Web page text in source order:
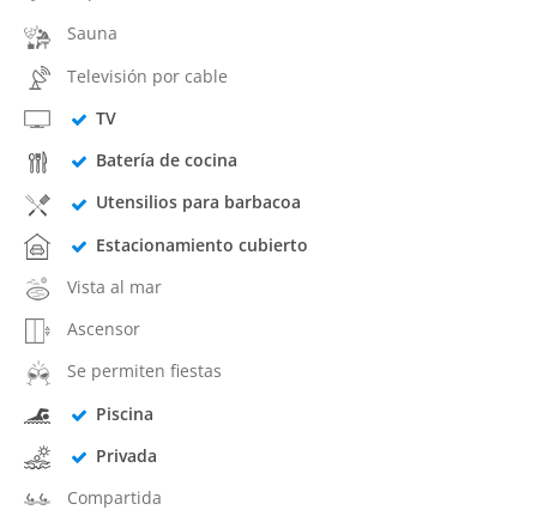
Sauna
Televisión por cable
TV
Batería de cocina
Utensilios para barbacoa
Estacionamiento cubierto
Vista al mar
Ascensor
Se permiten fiestas
Piscina
Privada
Compartida